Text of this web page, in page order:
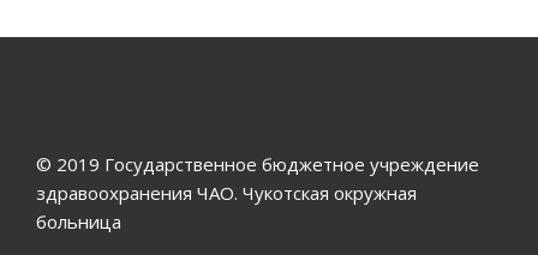
© 2019 Государственное бюджетное учреждение
здравоохранения ЧАО. Чукотская окружная
больница